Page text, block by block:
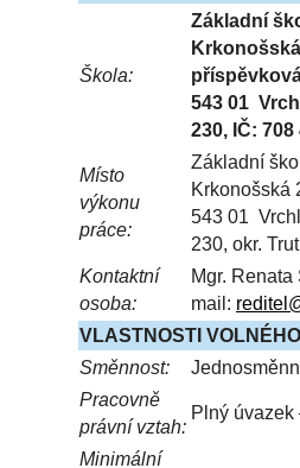
Škola:
Základní
543 01
230, IČ: 708
Místo
výkonu
práce:
Základní
Krkonošská
543 01
230, okr.
Kontaktní
osoba:
Mgr.
mail:
VLASTNOSTI
Směnnost:
Pracovně
právní vztah:
Plný úvazek
Minimální